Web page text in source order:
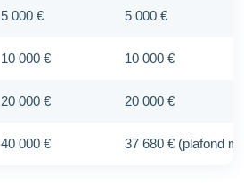
5 000 € 5 000 €
10 000 € 10 000 €
20 000 € 20 000 €
40 000 € 37 680 € (plafond